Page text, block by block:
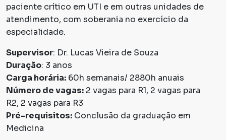
paciente crítico em UTI e em outras unidades de
atendimento, com soberania no exercício da
especialidade.
Supervisor: Dr. Lucas Vieira de Souza
Duração: 3 anos
Carga horária: 60h semanais/ 2880h anuais
Número de vagas: 2 vagas para R1, 2 vagas para
R2, 2 vagas para R3
Pré-requisitos: Conclusão da graduação em
Medicina